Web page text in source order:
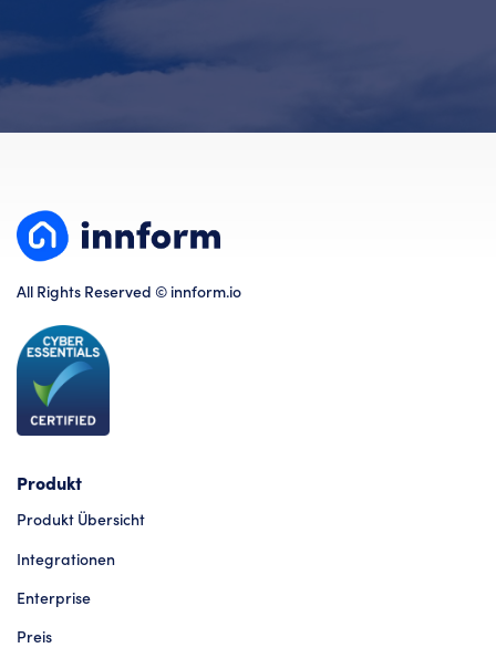
All Rights Reserved © innform.io
Produkt
Produkt Übersicht
Integrationen
Enterprise
Preis